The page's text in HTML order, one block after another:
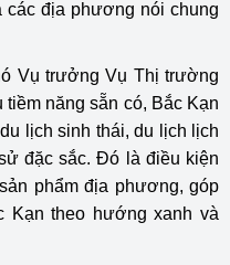
các địa phương nói chung
Vụ trưởng Vụ Thị trường
năng sẵn có, Bắc Kạn
lịch sinh thái, du lịch lịch
đặc sắc. Đó là điều kiện
phẩm địa phương, góp
Kạn theo hướng xanh và